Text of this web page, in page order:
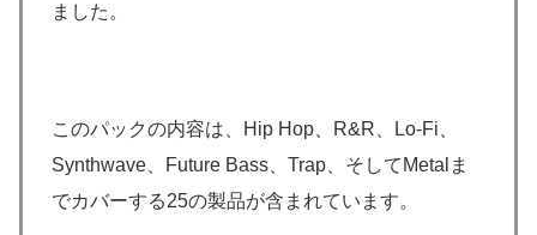
ました。
このパックの内容は、Hip Hop、R&R、Lo-Fi、
Synthwave、Future Bass、Trap、そしてMetalま
でカバーする25の製品が含まれています。